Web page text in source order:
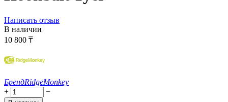
Написать отзыв
В наличии
10 800 ₸
БрендRidgeMonkey
+
−